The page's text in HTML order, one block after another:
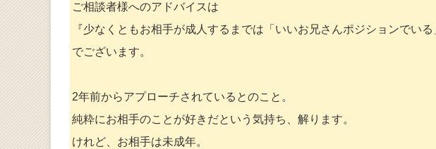
ご相談者様へのアドバイスは
『少なくともお相手が成人するまでは「いいお兄さんポジションでいる
でございます。
2年前からアプローチされているとのこと。
純粋にお相手のことが好きだという気持ち、解ります。
けれど、お相手は未成年。